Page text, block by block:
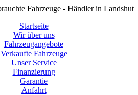
Startseite
Wir über uns
Fahrzeugangebote
Verkaufte Fahrzeuge
Unser Service
Finanzierung
Garantie
Anfahrt